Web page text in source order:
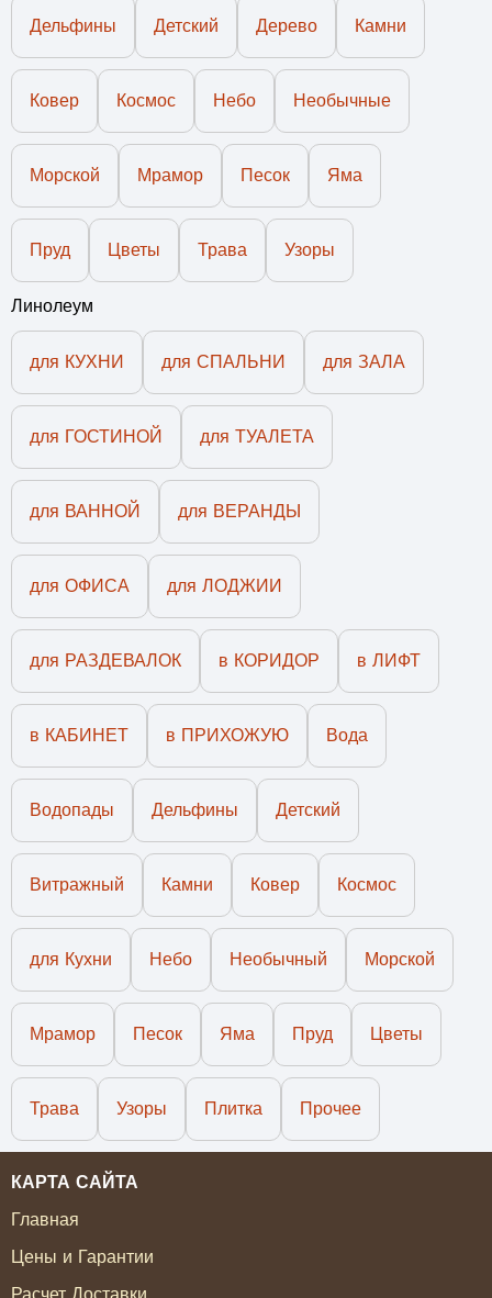
Дельфины Детский Дерево Камни
Ковер Космос Небо Необычные
Морской Мрамор Песок Яма
Пруд Цветы Трава Узоры
Линолеум
для КУХНИ для СПАЛЬНИ для ЗАЛА
для ГОСТИНОЙ для ТУАЛЕТА
для ВАННОЙ для ВЕРАНДЫ
для ОФИСА для ЛОДЖИИ
для РАЗДЕВАЛОК в КОРИДОР в ЛИФТ
в КАБИНЕТ в ПРИХОЖУЮ Вода
Водопады Дельфины Детский
Витражный Камни Ковер Космос
для Кухни Небо Необычный Морской
Мрамор Песок Яма Пруд Цветы
Трава Узоры Плитка Прочее
КАРТА САЙТА
Главная
Цены и Гарантии